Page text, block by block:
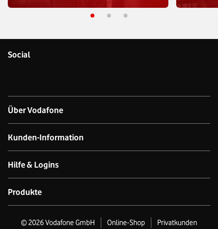
Social
Über Vodafone
Über das Unternehmen
Netzabdeckung Mobilfunk
Nachhaltigkeit
Kunden-Information
Kontakt für Geschäftskund:innen
Datenschutz
Hilfe & Logins
Produkt- & technischer Support
Produkte
©2026Vodafone GmbH Online-Shop Privatkunden